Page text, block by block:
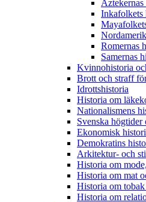
Aztekernas
Inkafolkets
Romernas
Samernas
Kvinnohistoria
Brott och straff
Idrottshistoria
Historia om
Nationalismens
Svenska
Ekonomisk
Demokratins
Arkitektur- och
Historia om
Historia om mat
Historia om
Historia om